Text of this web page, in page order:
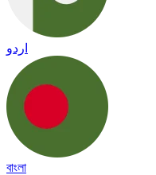
اردو
বাংলা